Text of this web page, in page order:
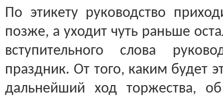
По этикету руководство
позже, а уходит чуть раньше
вступительного слова
праздник. От того, каким будет
дальнейший ход торжества,